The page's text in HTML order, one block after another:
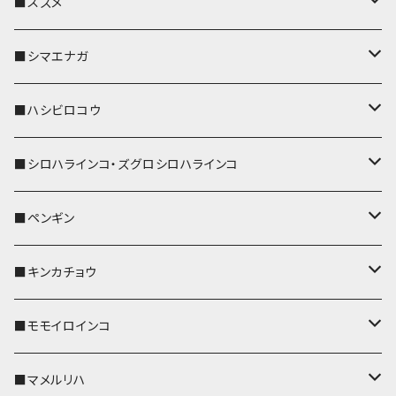
リールのみ
ストラップ付
IDカードホルダー
キーケース
名刺入れ・カードケース
コインケース
メガネケース
ポシェット・バッグ
帆布・デニム
Apple Watchバンド
リール付きストラップ
リールのみ
ストラップ付
キーケース
名刺入れ・カードケース
メガネケース
IDカードホルダー
ポシェット・バッグ
帆布・デニム
ポーチ
パスケース
IDカードホルダー
リール付きストラップ
リールのみ
ストラップ付
キーケース
名刺入れ・カードケース
ポシェット・バッグ
帆布・デニム
ポーチ
キーホルダー
パスケース
リール付きストラップ
リールのみ
ストラップ付
メガネケース
コインケース
IDカードホルダー
ポーチ
キーカバー
キーホルダー
パスケース
リール付きストラップ
リールのみ
ストラップ付
IDカードホルダー
メガネケース
コインケース
■シマエナガ
キーカバー
キーホルダー
パスケース
IDカードホルダー
リール付きストラップ
リールのみ
キーケース
■ハシビロコウ
キーカバー
キーホルダー
リール付きストラップ
リールのみ
ストラップ付
レザートレイ
パスケース
■シロハラインコ・ズグロシロハラインコ
キーカバー
キーホルダー
リール付きストラップ
リールのみ
パスケース
■ペンギン
キーカバー
キーホルダー
パスケース
■キンカチョウ
キーカバー
AppleWatchバンド
■モモイロインコ
キーカバー
■マメルリハ